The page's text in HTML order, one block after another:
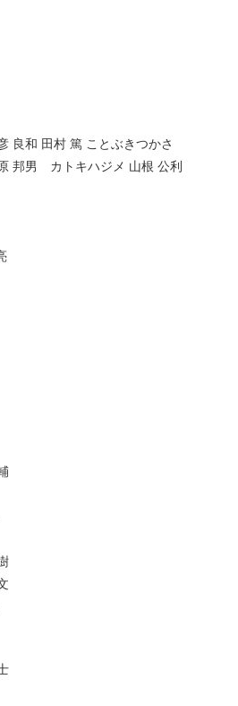
良和 田村 篤 ことぶきつかさ
邦男 カトキハジメ 山根 公利